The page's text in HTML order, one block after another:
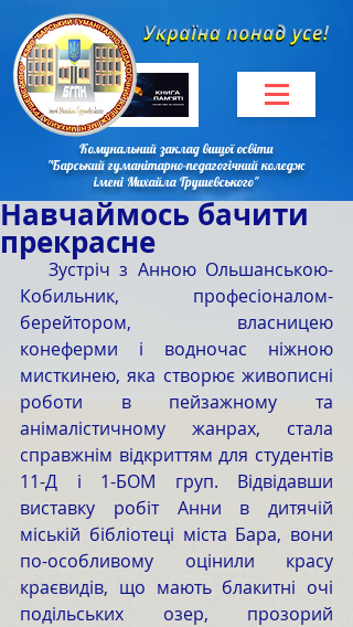
Комунальний заклад вищої освіти
"Барський гуманітарно-педагогічний коледж
імені Михайла Грушевського"
Навчаймось бачити
прекрасне
Кобильник, професіоналом-
берейтором, власницею
конеферми і водночас ніжною
мисткинею, яка створює живописні
роботи в пейзажному та
анімалістичному жанрах, стала
справжнім відкриттям для студентів
11-Д і 1-БОМ груп. Відвідавши
виставку робіт Анни в дитячій
міській бібліотеці міста Бара, вони
по-особливому оцінили красу
краєвидів, що мають блакитні очі
подільських озер, прозорий